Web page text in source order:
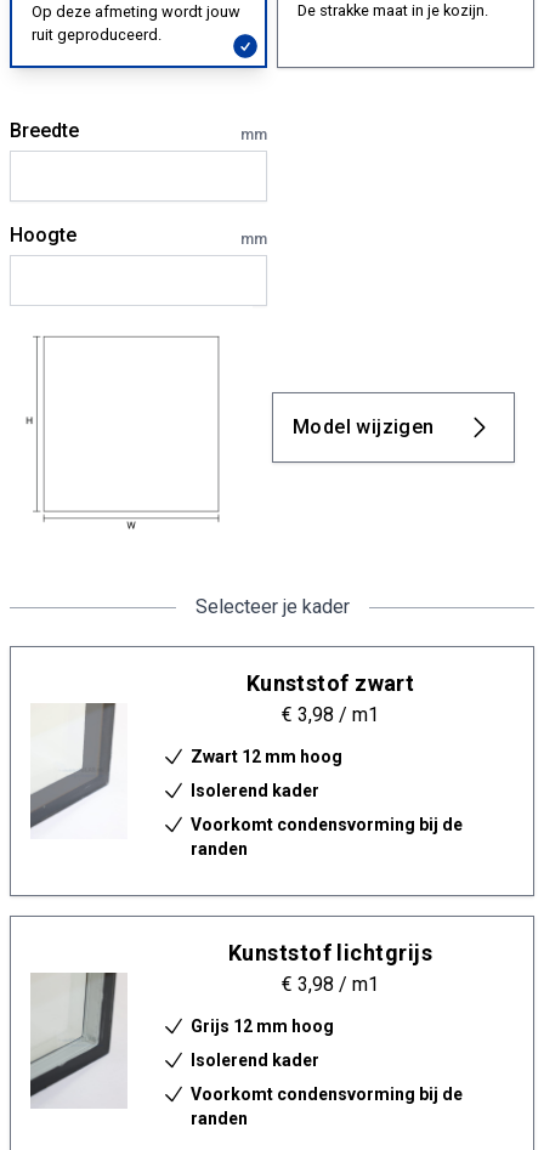
Op deze afmeting wordt jouw
ruit geproduceerd.
De strakke maat in je kozijn.
Breedte mm
Hoogte mm
Model wijzigen
Selecteer je kader
Kunststof zwart
€ 3,98 / m1
Zwart 12 mm hoog
Isolerend kader
Voorkomt condensvorming bij de
randen
Kunststof lichtgrijs
€ 3,98 / m1
Grijs 12 mm hoog
Isolerend kader
Voorkomt condensvorming bij de
randen